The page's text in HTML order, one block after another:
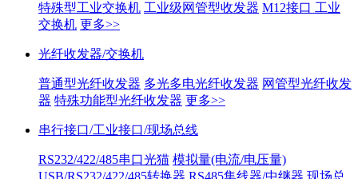
特殊型工业交换机 工业级网管型收发器 M12接口 工业
交换机 更多>>
光纤收发器/交换机
普通型光纤收发器 多光多电光纤收发器 网管型光纤收发
器 特殊功能型光纤收发器 更多>>
串行接口/工业接口/现场总线
RS232/422/485串口光猫 模拟量(电流/电压量)
USB/RS232/422/485转换器 RS485集线器/中继器 现场总